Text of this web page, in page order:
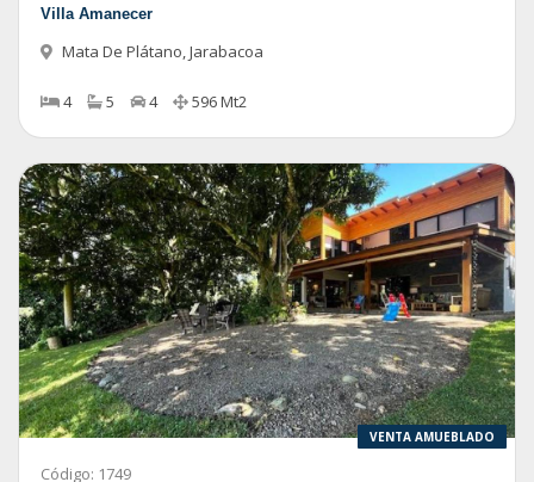
Villa Amanecer
Mata De Plátano,Jarabacoa
4 5 4 596Mt2
VENTA AMUEBLADO
Código: 1749